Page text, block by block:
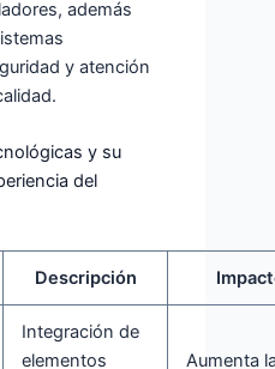
además
y atención
y su
del
Descripción
Integración de
elementos
Aumenta